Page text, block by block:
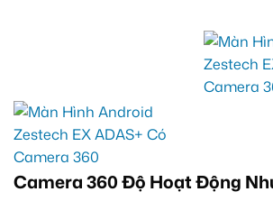
Camera 360 Độ Hoạt Động